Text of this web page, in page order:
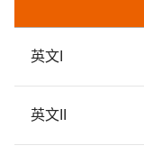
英文I
英文II